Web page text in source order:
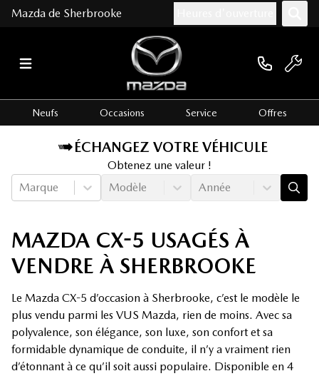
Mazda de Sherbrooke
Neufs Occasions Service Offres
ÉCHANGEZ VOTRE VÉHICULE
Obtenez une valeur !
Marque
Modèle Année
MAZDA CX-5 USAGÉS À
VENDRE À SHERBROOKE
Le Mazda CX-5 d’occasion à Sherbrooke, c’est le modèle le
plus vendu parmi les VUS Mazda, rien de moins. Avec sa
polyvalence, son élégance, son luxe, son confort et sa
formidable dynamique de conduite, il n’y a vraiment rien
d’étonnant à ce qu’il soit aussi populaire. Disponible en 4